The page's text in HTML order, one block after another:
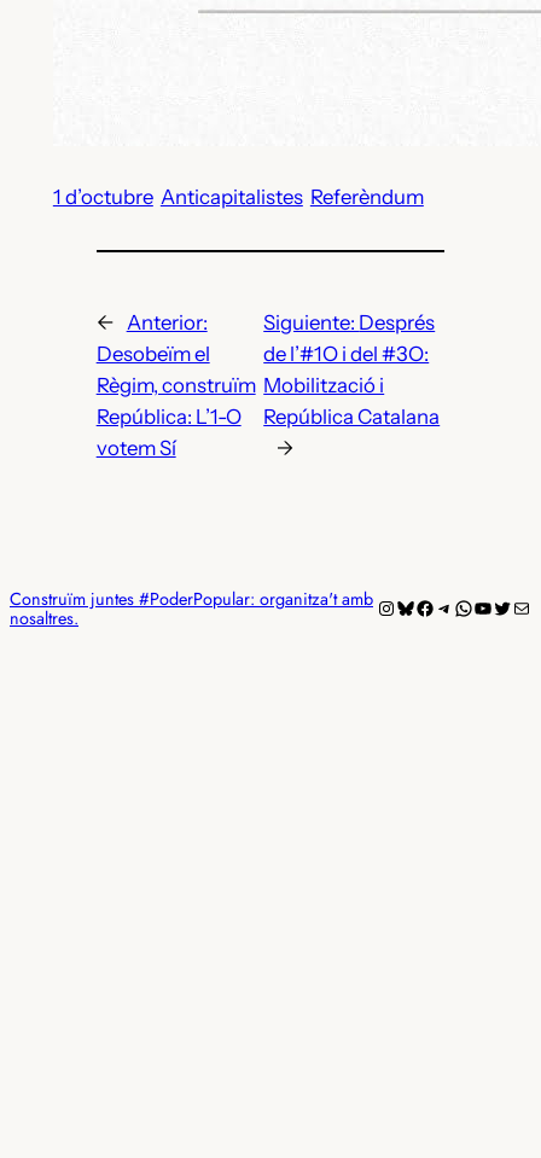
1 d’octubre Anticapitalistes Referèndum
← Anterior:
Desobeïm el
Règim, construïm
República: L’1-O
votem Sí
Siguiente: Després
de l’#1O i del #3O:
Mobilització i
República Catalana
→
Construïm juntes #PoderPopular: organitza't amb
nosaltres.
Instagram
Bluesky
Facebook
Telegram